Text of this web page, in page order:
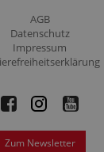
AGB
Datenschutz
Impressum
Zum Newsletter